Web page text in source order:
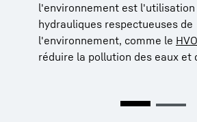
l'environnement est
hydrauliques respectueuses de
l'environnement, comme le HVO
réduire la pollution des eaux et
ses trois phases (composants
remplacement, révision
il permet une remise en état
prolongation de la durée de vie